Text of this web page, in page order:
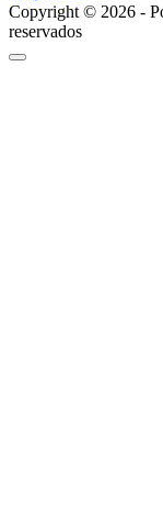
Copyright © 2026 -
reservados